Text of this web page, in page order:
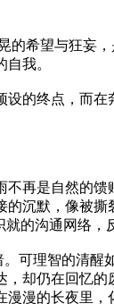
的希望与狂妄
我。
的终点，而在
不再是自然的
沉默，像被撕
的沟通网络，
可理智的清醒
却仍在回忆的
漫的长夜里，